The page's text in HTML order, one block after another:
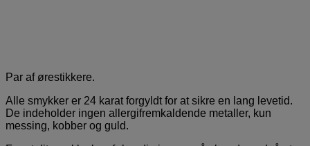
Par af ørestikkere.
Alle smykker er 24 karat forgyldt for at sikre en lang levetid.
De indeholder ingen allergifremkaldende metaller, kun
messing, kobber og guld.